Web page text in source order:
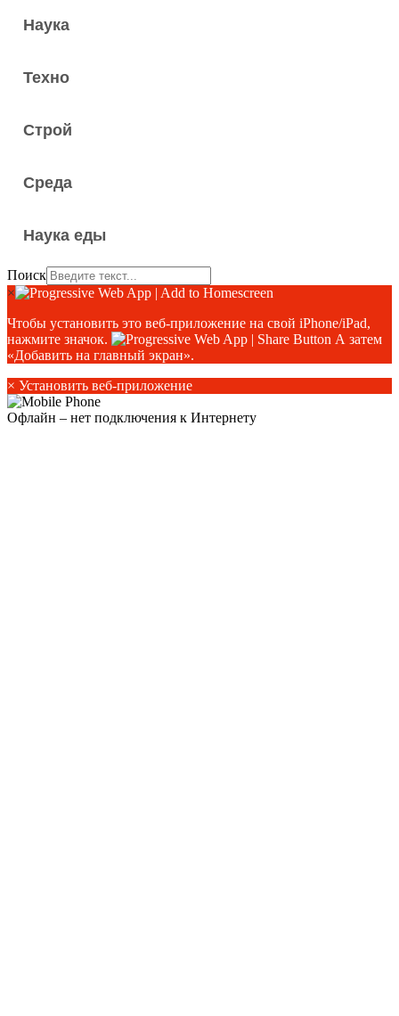
Наука
Техно
Строй
Среда
Наука еды
Поиск
×
Чтобы установить это веб-приложение на свой iPhone/iPad,
нажмите значок.
А затем
«Добавить на главный экран».
× Установить веб-приложение
Офлайн – нет подключения к Интернету